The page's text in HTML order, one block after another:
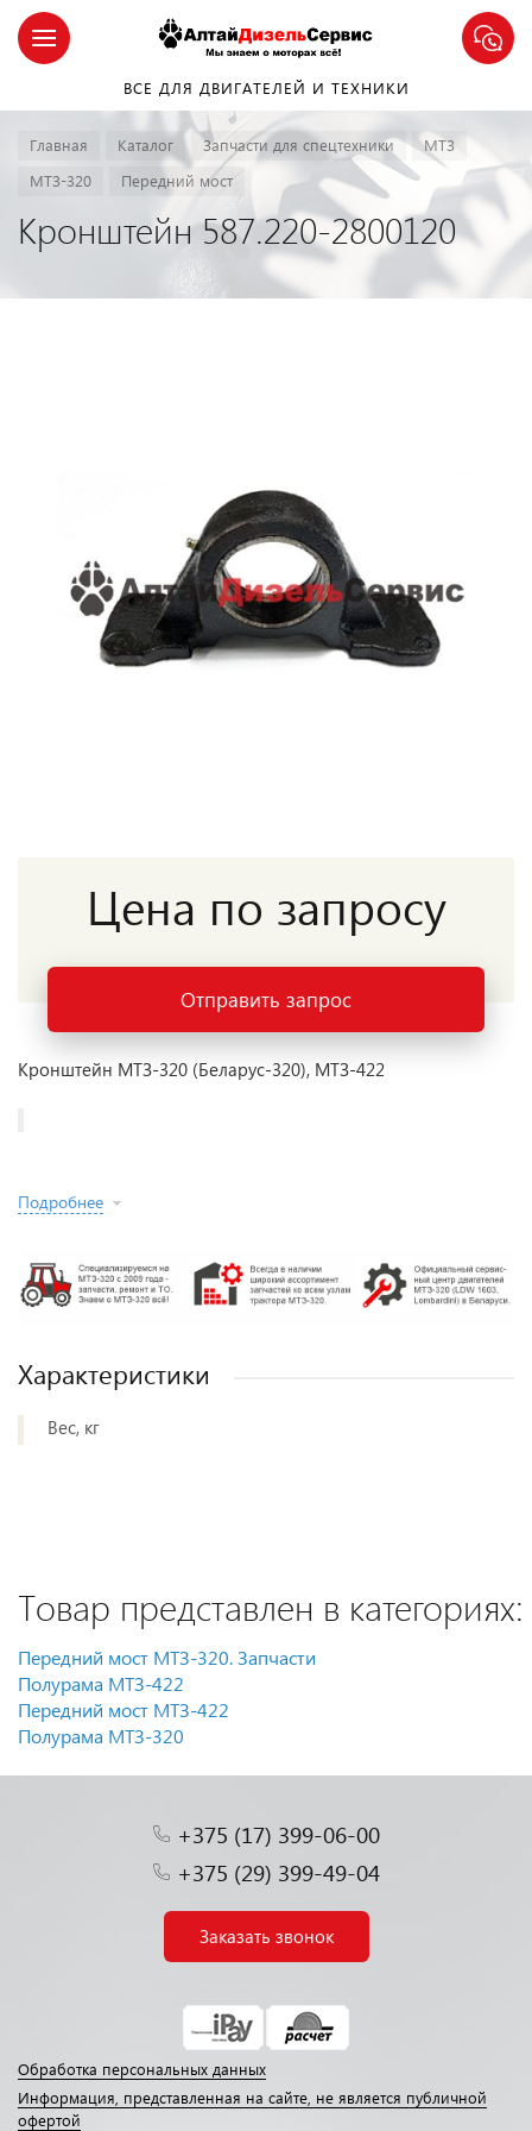
ВСЕ ДЛЯ ДВИГАТЕЛЕЙ И ТЕХНИКИ
Главная Каталог Запчасти для спецтехники
МТЗ
МТЗ-320
Передний мост
Кронштейн 587.220-2800120
Кронштейн МТЗ-320 (Беларус-320), МТЗ-422
Подробнее
Цена по запросу
Отправить запрос
Характеристики
Вес, кг
Товар представлен в категориях:
Передний мост МТЗ-320. Запчасти
Полурама МТЗ-422
Передний мост МТЗ-422
Полурама МТЗ-320
+375 (17) 399-06-00
+375 (29) 399-49-04
Заказать звонок
Обработка персональных данных
Информация, представленная на сайте, не является публичной
офертой